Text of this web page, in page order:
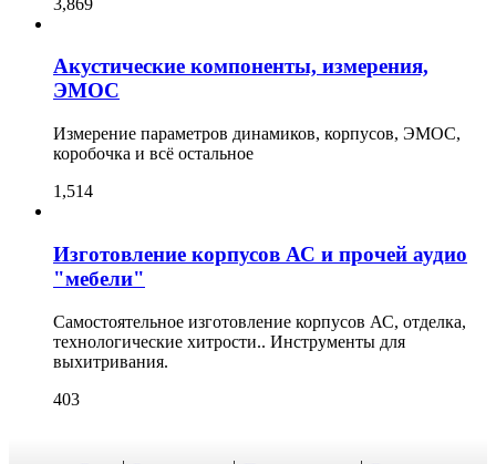
3,869
Акустические компоненты, измерения,
ЭМОС
Измерение параметров динамиков, корпусов, ЭМОС,
коробочка и всё остальное
1,514
Изготовление корпусов АС и прочей аудио
"мебели"
Самостоятельное изготовление корпусов АС, отделка,
технологические хитрости.. Инструменты для
выхитривания.
403